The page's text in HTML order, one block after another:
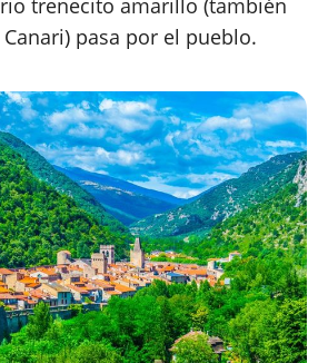
trenecito amarillo (también
pasa por el pueblo.